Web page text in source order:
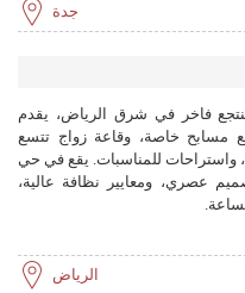
جدة
فاخر في شرق الرياض، يقدم
مسابح خاصة، وقاعة زواج تتسع
100 ضيف، واستراحات للمناسبات. يقع في حي
عصري، ومعايير نظافة عالية،
الرياض